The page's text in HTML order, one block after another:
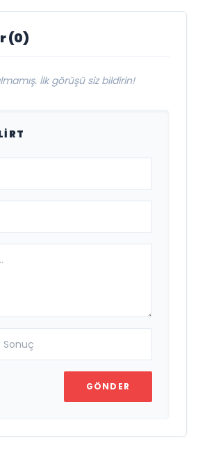
(0)
İlk görüşü siz bildirin!
GÖNDER